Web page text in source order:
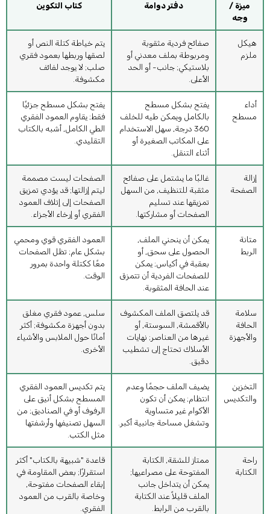
ميزة /
وجه
دفتر دوامة كتاب التكوين
هيكل
ملزم
صفائح فردية مثقوبة
ومربوطة بملف معدني أو
بلاستيكي; جانب- أو الحد
الأعلى.
يتم خياطة كتلة النص أو
لصقها وربطها بعمود فقري
صلب; لا يوجد لفائف
مكشوفة.
أداء
مسطح
يفتح بشكل مسطح
بالكامل ويمكن طيه للخلف
360 درجة, سهل الاستخدام
على المكاتب الصغيرة أو
أثناء التنقل.
يفتح بشكل مسطح جزئيًا
فقط; يقاوم العمود الفقري
الطي الكامل, أشبه بالكتاب
التقليدي.
إزالة
الصفحة
غالبًا ما يشتمل على صفائح
مثقبة للتنظيف, من السهل
تمزيقها عند تسليم
الصفحات أو مشاركتها.
الصفحات ليست مصممة
ليتم إزالتها; قد يؤدي تمزيق
الصفحات إلى إتلاف العمود
الفقري أو إرخاء الأجزاء.
متانة
الربط
يمكن أن ينحني الملف,
الحصول على سحق, أو
بعقبة في أكياس; يمكن
للصفحات الفردية أن تتمزق
عند الحافة المثقوبة.
العمود الفقري قوي ومحمي
بشكل عام; تظل الصفحات
معًا ككتلة واحدة بمرور
الوقت.
سلامة
الحافة
والأجهزة
قد يلتصق الملف المكشوف
بالأقمشة, السوستة, أو
غيرها من العناصر; نهايات
الأسلاك تحتاج إلى تشطيب
دقيق.
سلس, عمود فقري مغلق
بدون أجهزة مكشوفة; أكثر
أمانًا حول الملابس والأشياء
الأخرى.
التخزين
والتكديس
يضيف الملف حجمًا وعدم
انتظام; يمكن أن تكون
الأكوام غير متساوية
وتشغل مساحة جانبية أكبر.
يتم تكديس العمود الفقري
المسطح بشكل أنيق على
الرفوف أو في الصناديق; من
السهل تصنيفها وأرشفتها
مثل الكتب.
راحة
الكتابة
ممتاز للشقة, الكتابة
المفتوحة على مصراعيها;
يمكن أن يتداخل جانب
الملف قليلاً عند الكتابة
بالقرب من الرابط.
قاعدة "شبيهة بالكتاب" أكثر
استقرارًا; بعض المقاومة في
إبقاء الصفحات مفتوحة,
وخاصة بالقرب من العمود
الفقري.